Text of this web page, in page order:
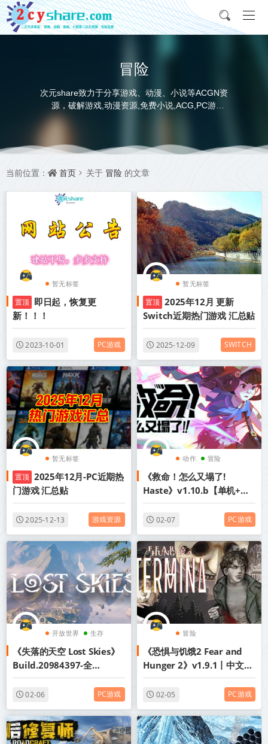
冒险
次元share致力于分享游戏、动漫、小说等ACGN资
源，破解游戏,动漫资源,免费小说,ACG,PC游
戏,switch游戏,金手指，动画电影,动画片,全本小说,
并提供网盘下载
当前位置： 首页 关于 冒险 的文章
暂无标签
置顶 即日起，恢复更
新！！！
2023-10-01 PC游戏
暂无标签
置顶 2025年12月 更新
Switch近期热门游戏 汇总贴
2025-12-09 SWITCH
暂无标签
置顶 2025年12月-PC近期热
门游戏 汇总贴
2025-12-13 游戏资源
动作 冒险
《救命！怎么又塌了!
Haste》v1.10.b【单机+联
机】丨中文版网盘下载
02-07 PC游戏
开放世界 生存
建设
《失落的天空 Lost Skies》
Build.20984397-全
DLC【单机+联机】丨中文版
网盘下载
02-06 PC游戏
冒险
《恐惧与饥饿2 Fear and
Hunger 2》v1.9.1丨中文版
网盘下载
02-05 PC游戏